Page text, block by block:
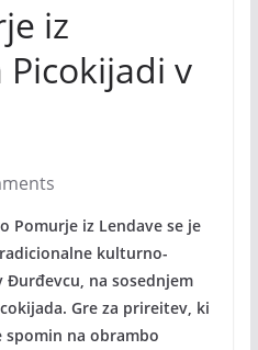
iz
Picokijadi v
Pomurje iz Lendave se je
kulturno-
na sosednjem
Gre za prireitev, ki
spomin na obrambo